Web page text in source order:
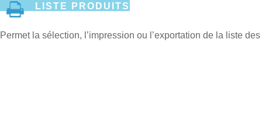
LISTE PRODUITS
Permet la sélection, l’impression ou l’exportation de la liste